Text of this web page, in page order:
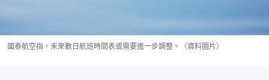
國泰航空指，未來數日航班時間表或需要進一步調整。（資料圖片）